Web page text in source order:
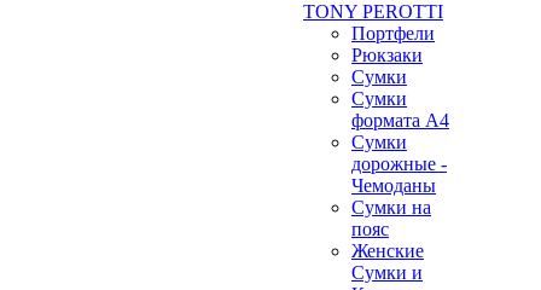
TONY PEROTTI
Портфели
Рюкзаки
Сумки
Сумки
формата А4
Сумки
дорожные -
Чемоданы
Сумки на
пояс
Женские
Сумки и